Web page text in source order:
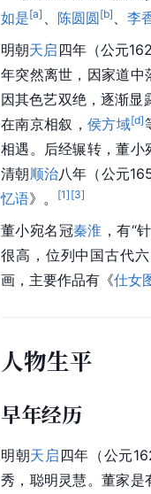
如是[a] 陈圆圆[b] 、李
明朝天启 四年（公元
年突然离世，因家道中
因其色艺双绝，逐渐显
在南京相叙， 侯方域[d]
相遇。后经辗转，董小
清朝顺治八年（公元
忆语》。 [1] [3]
董小宛名冠秦淮 ，有“
很高，位列中国古代
画，主要作品有《仕女
人物生平
早年经历
明朝天启 四年（公元
秀，聪明灵慧。董家是